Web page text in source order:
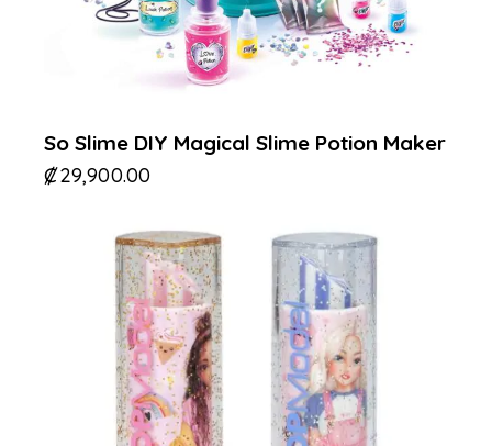
So Slime DIY Magical Slime Potion Maker
₡29,900.00